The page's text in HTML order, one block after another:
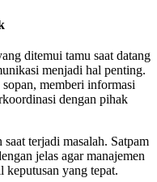
ditemui tamu saat datang
menjadi hal penting.
memberi informasi
dengan pihak
terjadi masalah. Satpam
jelas agar manajemen
keputusan yang tepat.